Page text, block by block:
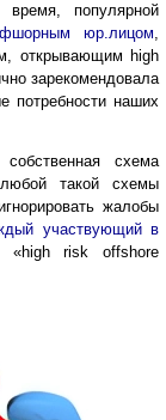
время, популярной
юр.лицом,
открывающим high
зарекомендовала
потребности наших
схема
такой схемы
жалобы
участвующий в
«high risk offshore